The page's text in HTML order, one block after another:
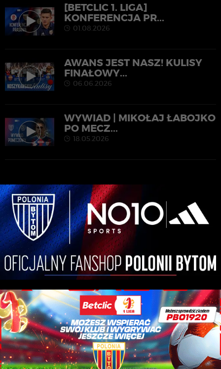
[BETCLIC 1. LIGA]
KONFERENCJA PR...
01.08.2026
AWANS JEST NASZ! KULISY
FINAŁOWY...
06.06.2026
WYWIAD | MIKOŁAJ ŁABOJKO
PO MECZ...
18.05.2026